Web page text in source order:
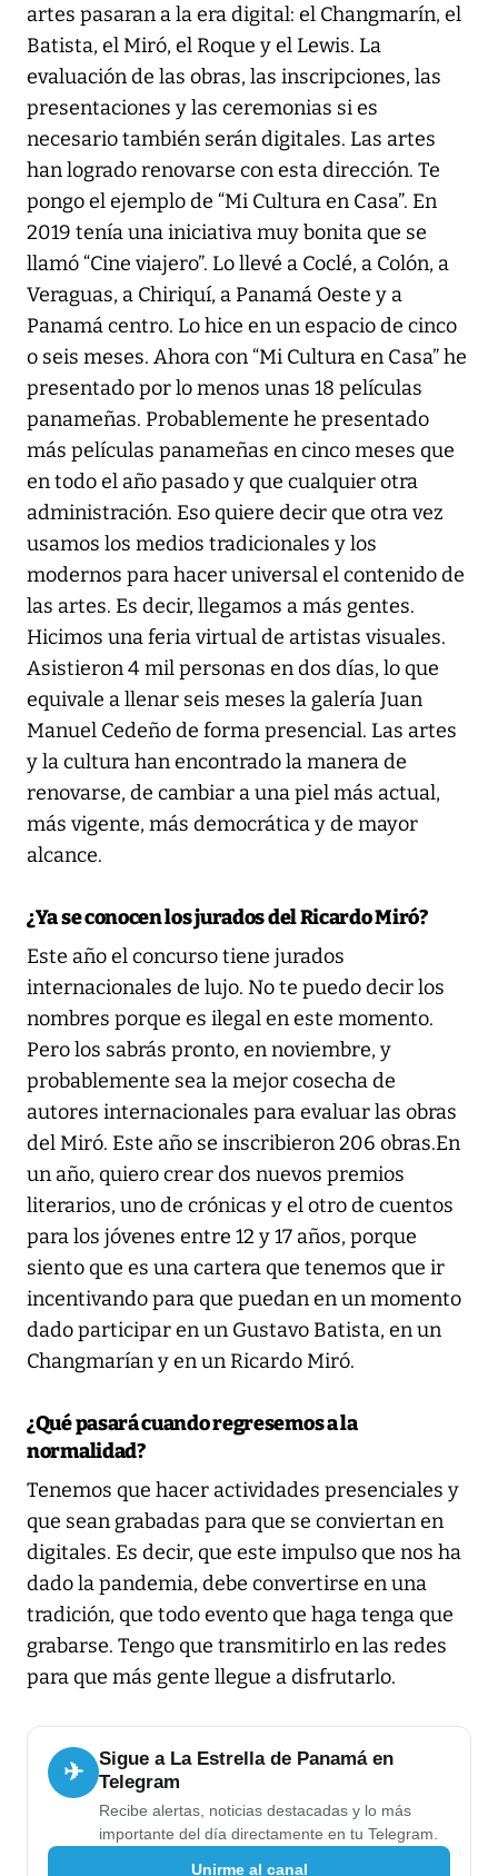
artes pasaran a la era digital: el Changmarín, el
Batista, el Miró, el Roque y el Lewis. La
evaluación de las obras, las inscripciones, las
presentaciones y las ceremonias si es
necesario también serán digitales. Las artes
han logrado renovarse con esta dirección. Te
pongo el ejemplo de “Mi Cultura en Casa”. En
2019 tenía una iniciativa muy bonita que se
llamó “Cine viajero”. Lo llevé a Coclé, a Colón, a
Veraguas, a Chiriquí, a Panamá Oeste y a
Panamá centro. Lo hice en un espacio de cinco
o seis meses. Ahora con “Mi Cultura en Casa” he
presentado por lo menos unas 18 películas
panameñas. Probablemente he presentado
más películas panameñas en cinco meses que
en todo el año pasado y que cualquier otra
administración. Eso quiere decir que otra vez
usamos los medios tradicionales y los
modernos para hacer universal el contenido de
las artes. Es decir, llegamos a más gentes.
Hicimos una feria virtual de artistas visuales.
Asistieron 4 mil personas en dos días, lo que
equivale a llenar seis meses la galería Juan
Manuel Cedeño de forma presencial. Las artes
y la cultura han encontrado la manera de
renovarse, de cambiar a una piel más actual,
más vigente, más democrática y de mayor
alcance.
¿Ya se conocen los jurados del Ricardo Miró?
Este año el concurso tiene jurados
internacionales de lujo. No te puedo decir los
nombres porque es ilegal en este momento.
Pero los sabrás pronto, en noviembre, y
probablemente sea la mejor cosecha de
autores internacionales para evaluar las obras
del Miró. Este año se inscribieron 206 obras.En
un año, quiero crear dos nuevos premios
literarios, uno de crónicas y el otro de cuentos
para los jóvenes entre 12 y 17 años, porque
siento que es una cartera que tenemos que ir
incentivando para que puedan en un momento
dado participar en un Gustavo Batista, en un
Changmarían y en un Ricardo Miró.
¿Qué pasará cuando regresemos a la
normalidad?
Tenemos que hacer actividades presenciales y
que sean grabadas para que se conviertan en
digitales. Es decir, que este impulso que nos ha
dado la pandemia, debe convertirse en una
tradición, que todo evento que haga tenga que
grabarse. Tengo que transmitirlo en las redes
para que más gente llegue a disfrutarlo.
✈
Sigue a La Estrella de Panamá en
Telegram
Recibe alertas, noticias destacadas y lo más
importante del día directamente en tu Telegram.
Unirme al canal